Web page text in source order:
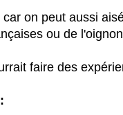
car on peut aussi
ou de
faire des